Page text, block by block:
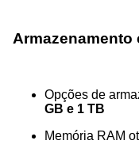
Armazenamento
Opções de
GB e 1 TB
Memória RAM